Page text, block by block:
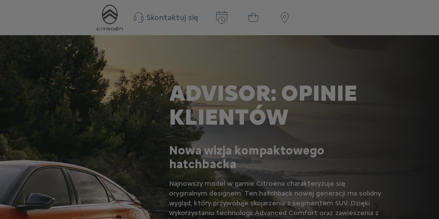
Skontaktuj się
ADVISOR: OPINIE
KLIENTÓW
Nowa wizja kompaktowego
hatchbacka
Najnowszy model w gamie Citroëna charakteryzuje się
oryginalnym designem. Ten hatchback nowej generacji ma solidny
wygląd, który przywołuje skojarzenia z segmentem SUV. Dzięki
wykorzystaniu technologii Advanced Comfort oraz zawieszenia z